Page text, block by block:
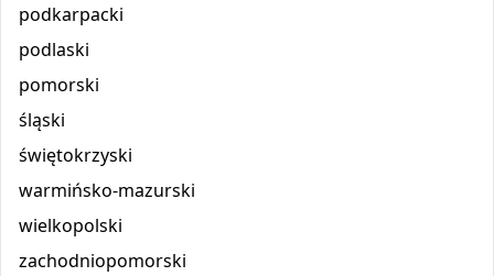
podkarpacki
podlaski
pomorski
śląski
świętokrzyski
warmińsko-mazurski
wielkopolski
zachodniopomorski